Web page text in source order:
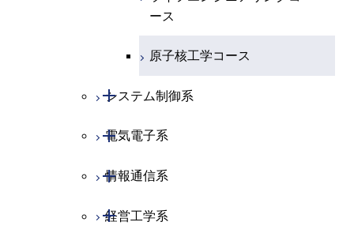
ース
原子核工学コース
システム制御系
開閉
システム制御コース
エンジニアリングデザイン
電気電子系
開閉
電気電子コース
エネルギーコース
情報通信系
開閉
情報通信コース
経営工学系
開閉